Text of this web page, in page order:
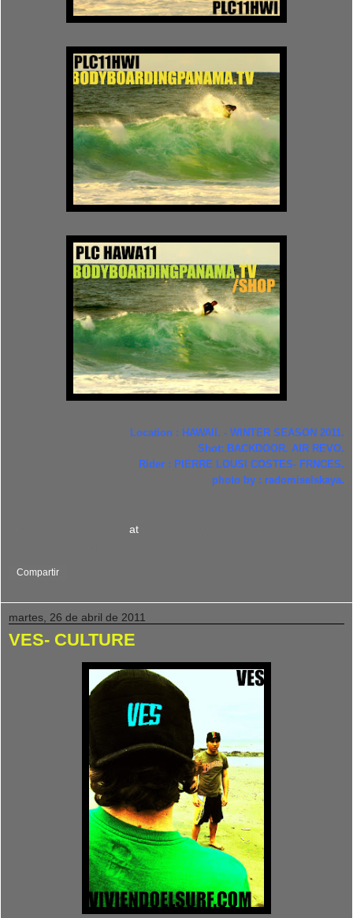
Location : HAWAII. - WINTER SEASON 2011.
Shot: BACKDOOR. AIR REVO.
Rider : PIERRE LOUSI COSTES- FRNCES.
photo by : radomiselskaya.
at
Compartir
martes, 26 de abril de 2011
VES- CULTURE